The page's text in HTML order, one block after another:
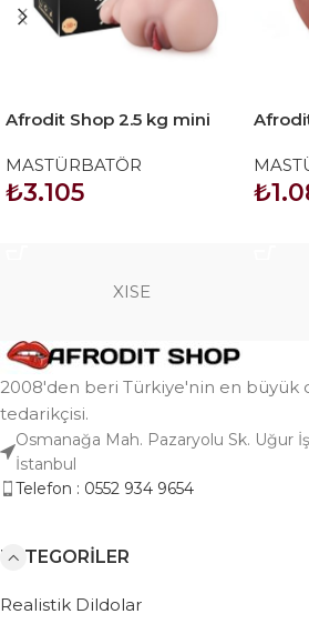
Afrodit Shop 2.5 kg mini
MASTÜRBATÖR
₺3.105 ₺
XISE
2008'den beri Türkiye'nin en büyük
tedarikçisi.
Osmanağa Mah. Pazaryolu Sk. Uğur
İstanbul
Telefon : 0552 934 9654
KATEGORILER
Realistik Dildolar